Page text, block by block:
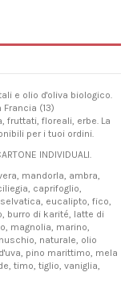
e olio d'oliva biologico.
(13)
fruttati, floreali, erbe. La
per i tuoi ordini.
INDIVIDUALI.
mandorla, ambra,
caprifoglio,
eucalipto, fico,
burro di karité, latte di
magnolia, marino,
naturale, olio
pino marittimo, mela
timo, tiglio, vaniglia,